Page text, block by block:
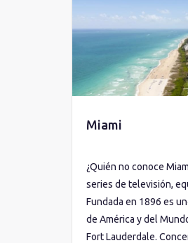
Miami
¿Quién no conoce
series de televisión,
Fundada en 1896 es
de América y del
Fort Lauderdale.